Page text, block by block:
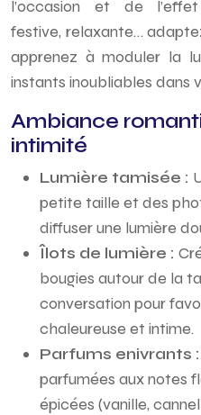
l’occasion et de
festive, relaxante…
apprenez à moduler la
instants inoubliables dans
Ambiance
intimité
Lumière tamisée :
petite taille et des
diffuser une lumière
Îlots de lumière :
bougies autour de la
conversation pour
chaleureuse et intime.
Parfums enivrants :
parfumées aux notes
épicées (vanille,